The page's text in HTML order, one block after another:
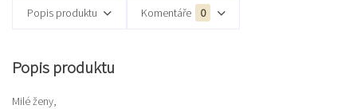
Popis produktu Komentáře 0
Popis produktu
Milé ženy,